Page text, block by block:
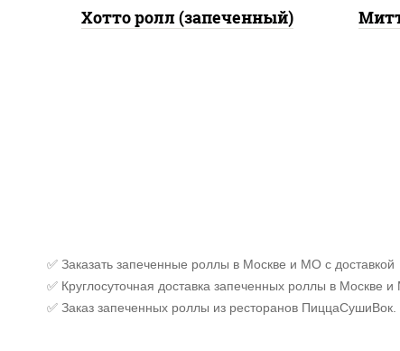
Хотто ролл (запеченный)
✅ Заказать запеченные роллы в Москве и МО с доставкой
✅ Круглосуточная доставка запеченных роллы в Москве
✅ Заказ запеченных роллы из ресторанов ПиццаСушиВок.